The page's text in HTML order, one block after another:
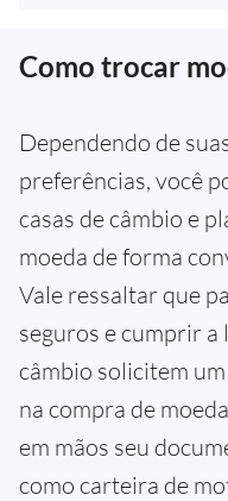
Como trocar
Dependendo de
preferências, você
casas de câmbio e
moeda de forma
Vale ressaltar que
seguros e cumprir a
câmbio solicitem
na compra de
em mãos seu
como carteira de